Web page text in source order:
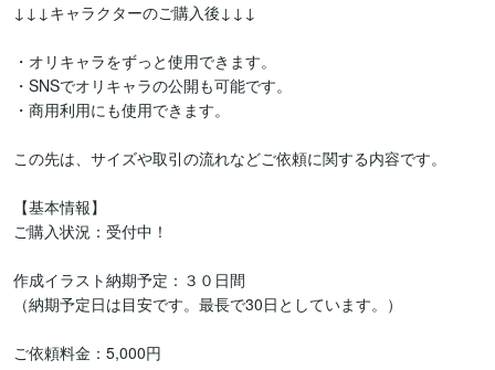
↓↓↓キャラクターのご購入後↓↓↓
・オリキャラをずっと使用できます。
・SNSでオリキャラの公開も可能です。
・商用利用にも使用できます。
この先は、サイズや取引の流れなどご依頼に関する内容です。
【基本情報】
ご購入状況：受付中！
作成イラスト納期予定：３０日間
（納期予定日は目安です。最長で30日としています。）
ご依頼料金：5,000円